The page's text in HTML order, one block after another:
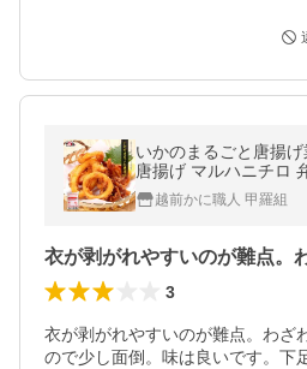
いかのまるごと唐揚
唐揚げ マルハニチロ
大容量 ポイント利用
越前かに職人 甲羅組
3
衣が剥がれやすいのが難点。わざ
ので少し面倒。味は良いです。下